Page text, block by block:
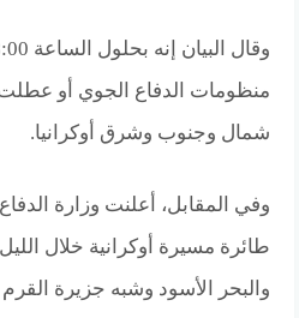
شمال وجنوب وشرق أوكرانيا.
طائرة مسيرة أوكرانية خلال
والبحر الأسود وشبه جزيرة